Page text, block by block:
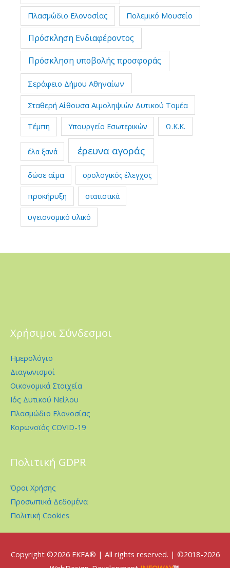
Πλασμώδιο Ελονοσίας Πολεμικό Μουσείο
Πρόσκληση Ενδιαφέροντος
Πρόσκληση υποβολής προσφοράς
Σεράφειο Δήμου Αθηναίων
Σταθερή Αίθουσα Αιμοληψιών Δυτικού Τομέα
Τέμπη Υπουργείο Εσωτερικών Ω.Κ.Κ.
έλα ξανά έρευνα αγοράς
δώσε αίμα ορολογικός έλεγχος
προκήρυξη στατιστικά
υγειονομικό υλικό
Χρήσιμοι Σύνδεσμοι
Ημερολόγιο
Διαγωνισμοί
Οικονομικά Στοιχεία
Ιός Δυτικού Νείλου
Πλασμώδιο Ελονοσίας
Κορωνοϊός COVID-19
Πολιτική GDPR
Όροι Χρήσης
Προσωπικά Δεδομένα
Πολιτική Cookies
Copyright ©2026 EKEA® | All rights reserved. | ©2018-2026